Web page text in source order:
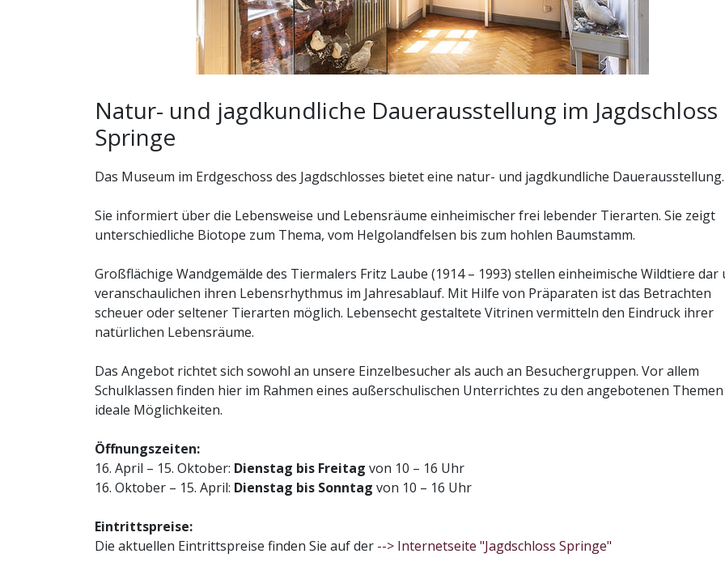
Natur- und jagdkundliche Dauerausstellung im Jagdschloss
Springe
Das Museum im Erdgeschoss des Jagdschlosses bietet eine natur- und jagdkundliche Dauerausstellung.
Sie informiert über die Lebensweise und Lebensräume einheimischer frei lebender Tierarten. Sie zeigt
unterschiedliche Biotope zum Thema, vom Helgolandfelsen bis zum hohlen Baumstamm.
Großflächige Wandgemälde des Tiermalers Fritz Laube (1914 – 1993) stellen einheimische Wildtiere dar
veranschaulichen ihren Lebensrhythmus im Jahresablauf. Mit Hilfe von Präparaten ist das Betrachten
scheuer oder seltener Tierarten möglich. Lebensecht gestaltete Vitrinen vermitteln den Eindruck ihrer
natürlichen Lebensräume.
Das Angebot richtet sich sowohl an unsere Einzelbesucher als auch an Besuchergruppen. Vor allem
Schulklassen finden hier im Rahmen eines außerschulischen Unterrichtes zu den angebotenen Themen
ideale Möglichkeiten.
Öffnungszeiten:
16. April – 15. Oktober: Dienstag bis Freitag von 10 – 16 Uhr
16. Oktober – 15. April: Dienstag bis Sonntag von 10 – 16 Uhr
Eintrittspreise:
Die aktuellen Eintrittspreise finden Sie auf der --> Internetseite "Jagdschloss Springe"